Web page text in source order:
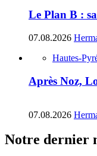
Le Plan B :
07.08.2026
Hautes-
Après Noz,
07.08.2026
Notre dernier